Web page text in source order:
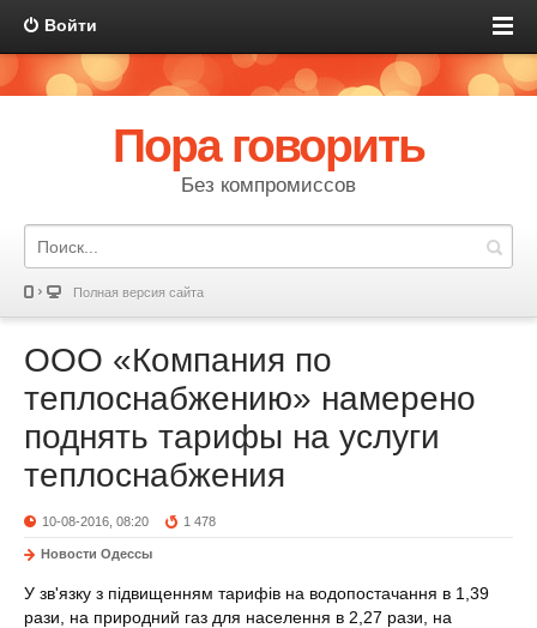
Войти
Пора говорить
Без компромиссов
Полная версия сайта
ООО «Компания по
теплоснабжению» намерено
поднять тарифы на услуги
теплоснабжения
10-08-2016, 08:20 1 478
Новости Одессы
У зв'язку з підвищенням тарифів на водопостачання в 1,39
рази, на природний газ для населення в 2,27 рази, на